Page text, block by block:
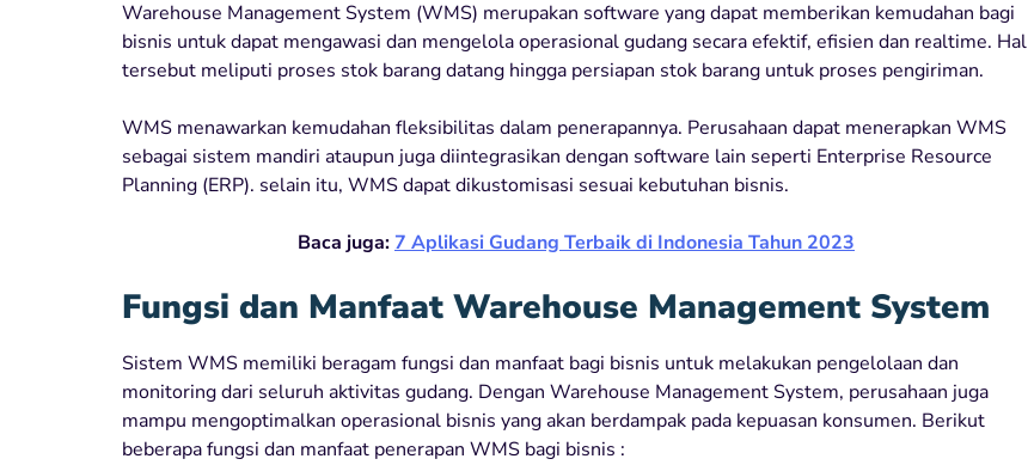
Warehouse Management System (WMS) merupakan software yang dapat memberikan kemudahan bagi
bisnis untuk dapat mengawasi dan mengelola operasional gudang secara efektif, efisien dan realtime. Hal
tersebut meliputi proses stok barang datang hingga persiapan stok barang untuk proses pengiriman.
WMS menawarkan kemudahan fleksibilitas dalam penerapannya. Perusahaan dapat menerapkan WMS
sebagai sistem mandiri ataupun juga diintegrasikan dengan software lain seperti Enterprise Resource
Planning (ERP). selain itu, WMS dapat dikustomisasi sesuai kebutuhan bisnis.
Baca juga: 7 Aplikasi Gudang Terbaik di Indonesia Tahun 2023
Fungsi dan Manfaat Warehouse Management System
Sistem WMS memiliki beragam fungsi dan manfaat bagi bisnis untuk melakukan pengelolaan dan
monitoring dari seluruh aktivitas gudang. Dengan Warehouse Management System, perusahaan juga
mampu mengoptimalkan operasional bisnis yang akan berdampak pada kepuasan konsumen. Berikut
beberapa fungsi dan manfaat penerapan WMS bagi bisnis :